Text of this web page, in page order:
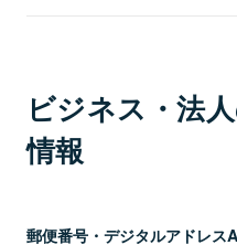
ビジネス・法
情報
郵便番号・デジタルアドレス